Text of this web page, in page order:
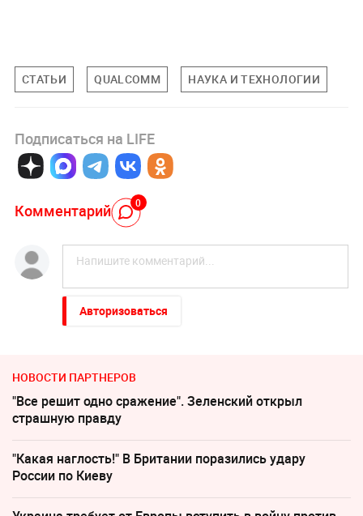
СТАТЬИ QUALCOMM НАУКА И ТЕХНОЛОГИИ
Подписаться на LIFE
Комментарий 0
Авторизоваться
НОВОСТИ ПАРТНЕРОВ
"Все решит одно сражение". Зеленский открыл
страшную правду
"Какая наглость!" В Британии поразились удару
России по Киеву